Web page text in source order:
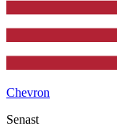
Chevron
Senast